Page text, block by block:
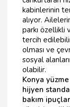
kabinlerinin
alıyor.
parkı özellikli
tercih
olması ve
sosyal
olabilir.
Konya
hijyen
bakım